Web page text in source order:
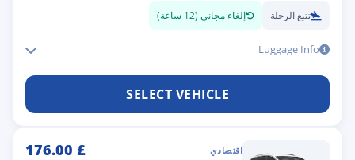
تتبع الرحلة إلغاء مجاني (12 ساعة)
Luggage Info
SELECT VEHICLE
اقتصادي £
176.00